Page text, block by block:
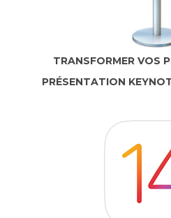
TRANSFORMER VOS
PRÉSENTATION